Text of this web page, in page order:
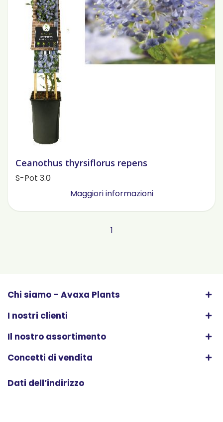
Ceanothus thyrsiflorus repens
S-Pot 3.0
Maggiori informazioni
1
Chi siamo – Avaxa Plants
I nostri clienti
Il nostro assortimento
Concetti di vendita
Dati dell’indirizzo